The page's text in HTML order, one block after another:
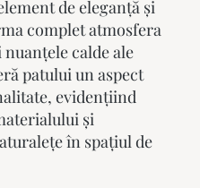
de eleganță și
complet atmosfera
calde ale
patului un aspect
evidențiind
și
în spațiul de